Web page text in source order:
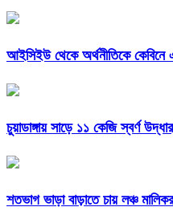
আইসিইউ থেকে অর্থনীতিকে কেবিনে
চুয়াডাঙ্গায় সাড়ে ১১ কেজি স্বর্ণ
শতভাগ ভাড়া বাড়াতে চায় লঞ্চ